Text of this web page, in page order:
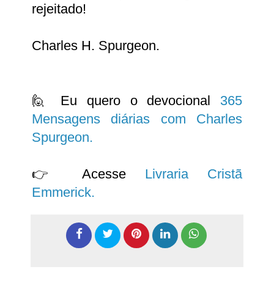
rejeitado!
Charles H. Spurgeon.
🙋 Eu quero o devocional 365
Mensagens diárias com Charles
Spurgeon.
👉 Acesse Livraria Cristã
Emmerick.